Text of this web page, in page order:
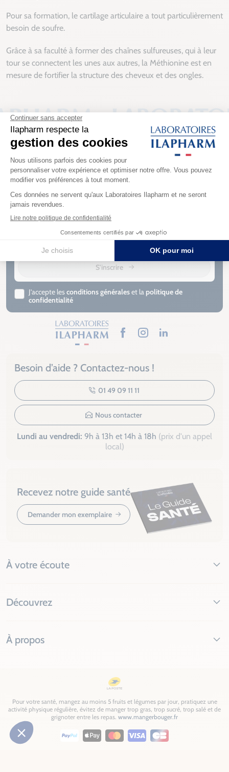
Pour sa formation, le cartilage articulaire a tout particulièrement
besoin de soufre.
Grâce à sa faculté à former des chaînes sulfureuses, qui à leur
tour se connectent les unes aux autres, la Méthionine est en
mesure de fortifier la structure des cheveux et des ongles.
30 ansd’expertise Paiementssécurisés
Fabricationfrançaise Livraison sous3 à 5 jours
Inscrivez-vous à notre newsletter
Rejoignez notre newsletter pour recevoir des conseils santé, des
offres exclusives et les dernières actualités d’Ilapharm
S'inscrire
J’accepte lesconditions généraleset la politique de
confidentialité
Besoin d’aide ? Contactez-nous !
01 49 09 11 11
Nous contacter
Lundi au vendredi: 9h à 13h et 14h à 18h (prix d'un appel
local)
FacebookInstagramLinkedIn
Recevez notre guide santé
Demander mon exemplaire
À votre écoute
Découvrez
À propos
Pour votre santé, mangez au moins 5 fruits et légumes par jour, pratiquez une
activité physique régulière, évitez de manger trop gras, trop sucré, trop salé et de
grignoter entre les repas. www.mangerbouger.fr